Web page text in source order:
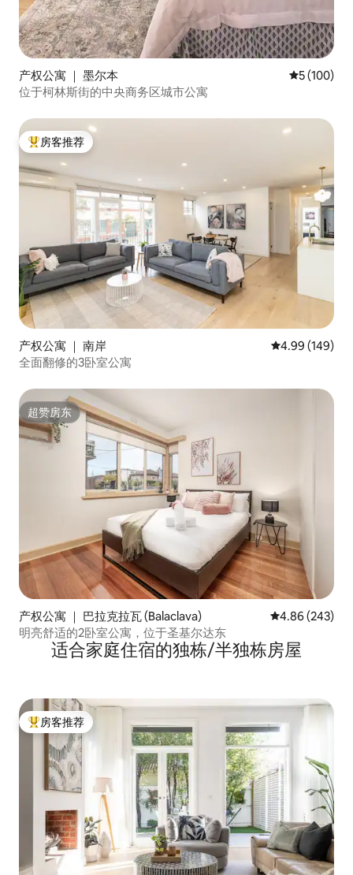
产权公寓 ｜ 墨尔本 平均评分 5
5 (100)
位于柯林斯街的中央商务区城市公寓
热门「房客推荐」
房客推荐
产权公寓 ｜ 南岸 平均评分 4.99
4.99 (149)
全面翻修的3卧室公寓
超赞房东
超赞房东
产权公寓 ｜ 巴拉克拉瓦 (Balaclava) 平均评分 4.86
4.86 (243)
明亮舒适的2卧室公寓，位于圣基尔达东
适合家庭住宿的独栋/半独栋房屋
热门「房客推荐」
房客推荐